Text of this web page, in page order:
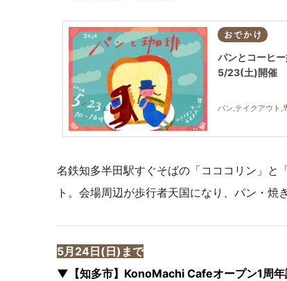
おでかけ
パンとコーヒ
5/23(土)開催
パン,テイクアウト,
名鉄知多半田駅すぐそばの「コココリン」と
ト。会場周辺が歩行者天国になり、パン・焼
5月24日(日)まで
▼【知多市】KonoMachi Cafeオープン1周年